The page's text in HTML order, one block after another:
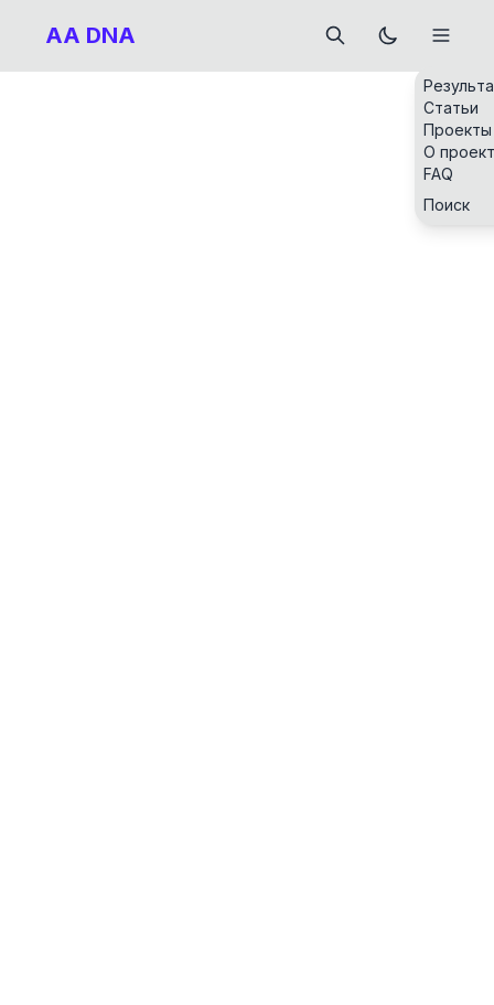
AA DNA
Статьи
Проекты
О
FAQ
Поиск